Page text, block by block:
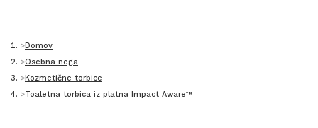
Domov
Osebna nega
Kozmetične torbice
Toaletna torbica iz platna Impact Aware™